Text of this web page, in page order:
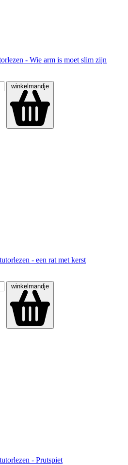
- Wie arm is moet slim zijn
winkelmandje
- een rat met kerst
winkelmandje
- Prutspiet